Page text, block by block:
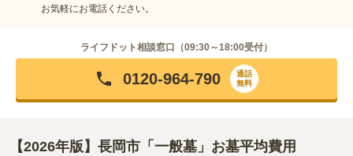
お気軽にお電話ください。
ライフドット相談窓口（09:30～18:00受付）
0120-964-790
通話
無料
【2026年版】長岡市「一般墓」お墓平均費用